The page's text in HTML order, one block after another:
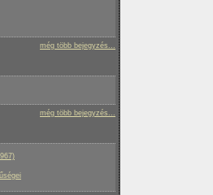
még több bejegyzés...
még több bejegyzés...